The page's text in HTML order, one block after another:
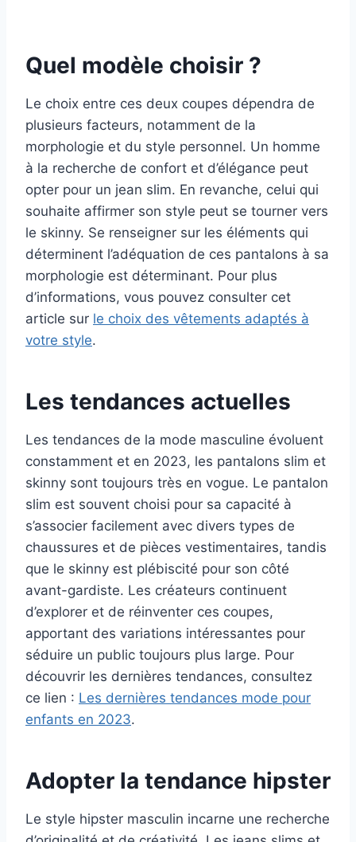
Quel modèle choisir ?
Le choix entre ces deux coupes dépendra de
plusieurs facteurs, notamment de la
morphologie et du style personnel. Un homme
à la recherche de confort et d’élégance peut
opter pour un jean slim. En revanche, celui qui
souhaite affirmer son style peut se tourner vers
le skinny. Se renseigner sur les éléments qui
déterminent l’adéquation de ces pantalons à sa
morphologie est déterminant. Pour plus
d’informations, vous pouvez consulter cet
article sur le choix des vêtements adaptés à
votre style.
Les tendances actuelles
Les tendances de la mode masculine évoluent
constamment et en 2023, les pantalons slim et
skinny sont toujours très en vogue. Le pantalon
slim est souvent choisi pour sa capacité à
s’associer facilement avec divers types de
chaussures et de pièces vestimentaires, tandis
que le skinny est plébiscité pour son côté
avant-gardiste. Les créateurs continuent
d’explorer et de réinventer ces coupes,
apportant des variations intéressantes pour
séduire un public toujours plus large. Pour
découvrir les dernières tendances, consultez
ce lien : Les dernières tendances mode pour
enfants en 2023.
Adopter la tendance hipster
Le style hipster masculin incarne une recherche